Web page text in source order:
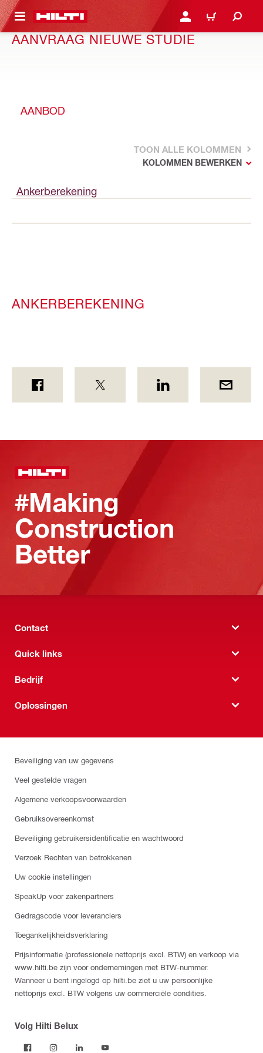
HOOFDINHOUD LOG IN OF REGISTREER
WINKELWAGEN
AANVRAAG NIEUWE STUDIE
AANBOD
TOON ALLE KOLOMMEN
KOLOMMEN BEWERKEN
Ankerberekening
ANKERBEREKENING
#Making
Construction
Better
Contact
Quick links
Bedrijf
Oplossingen
Beveiliging van uw gegevens
Veel gestelde vragen
Algemene verkoopsvoorwaarden
Gebruiksovereenkomst
Beveiliging gebruikersidentificatie en wachtwoord
Verzoek Rechten van betrokkenen
Uw cookie instellingen
SpeakUp voor zakenpartners
Gedragscode voor leveranciers
Toegankelijkheidsverklaring
Prijsinformatie (professionele nettoprijs excl. BTW) en verkoop via
www.hilti.be zijn voor ondernemingen met BTW-nummer.
Wanneer u bent ingelogd op hilti.be ziet u uw persoonlijke
nettoprijs excl. BTW volgens uw commerciële condities.
Volg Hilti Belux